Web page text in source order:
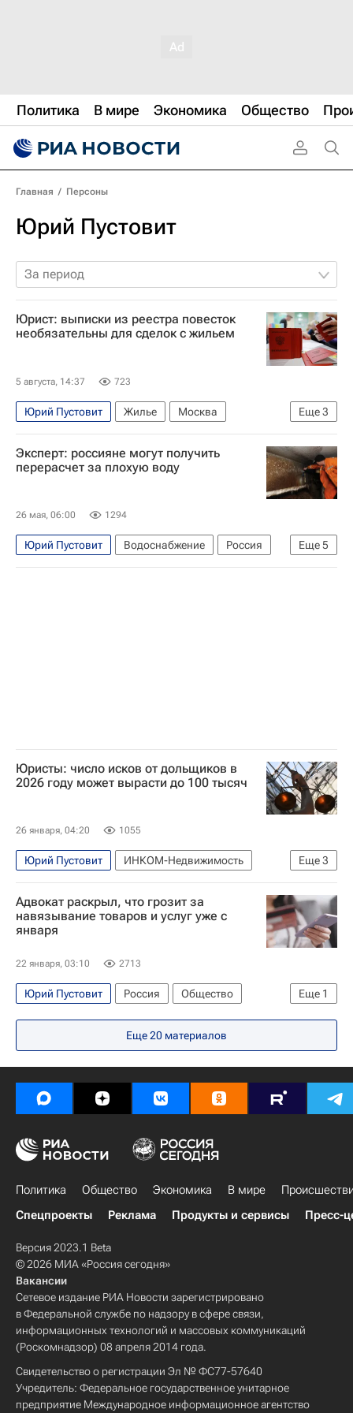
Политика В мире Экономика Общество
Главная / Персоны
Юрий Пустовит
За период
Юрист: выписки из реестра повесток
необязательны для сделок с жильем
5 августа, 14:37 723
Еще3
Юрий Пустовит Жилье
Москва
Федеральная служба государственной регистрации, кадастра и картографии (Росреестр)
Сделки
Госуслуги
Эксперт: россияне могут получить
перерасчет за плохую воду
26 мая, 06:00 1294
Еще5
Юрий Пустовит Водоснабжение
Россия
Росводоканал
Юристы: число исков от дольщиков в
2026 году может вырасти до 100 тысяч
26 января, 04:20 1055
Еще3
Юрий Пустовит
ИНКОМ-Недвижимость
Марат Хуснуллин
Россия Жилье
Адвокат раскрыл, что грозит за
навязывание товаров и услуг уже с
января
22 января, 03:10 2713
Еще 1
Юрий Пустовит Россия
Общество
Деньги
Еще20 материалов
Политика Общество Экономика В мире
Спецпроекты
Реклама Продукты и сервисы Пресс-
Версия 2023.1 Beta
© 2026 МИА «Россия сегодня»
Вакансии
Сетевое издание РИА Новости зарегистрировано
в Федеральной службе по надзору в сфере связи,
информационных технологий и массовых коммуникаций
(Роскомнадзор) 08 апреля 2014 года.
Свидетельство о регистрации Эл № ФС77-57640
Учредитель: Федеральное государственное унитарное
предприятие Международное информационное агентство